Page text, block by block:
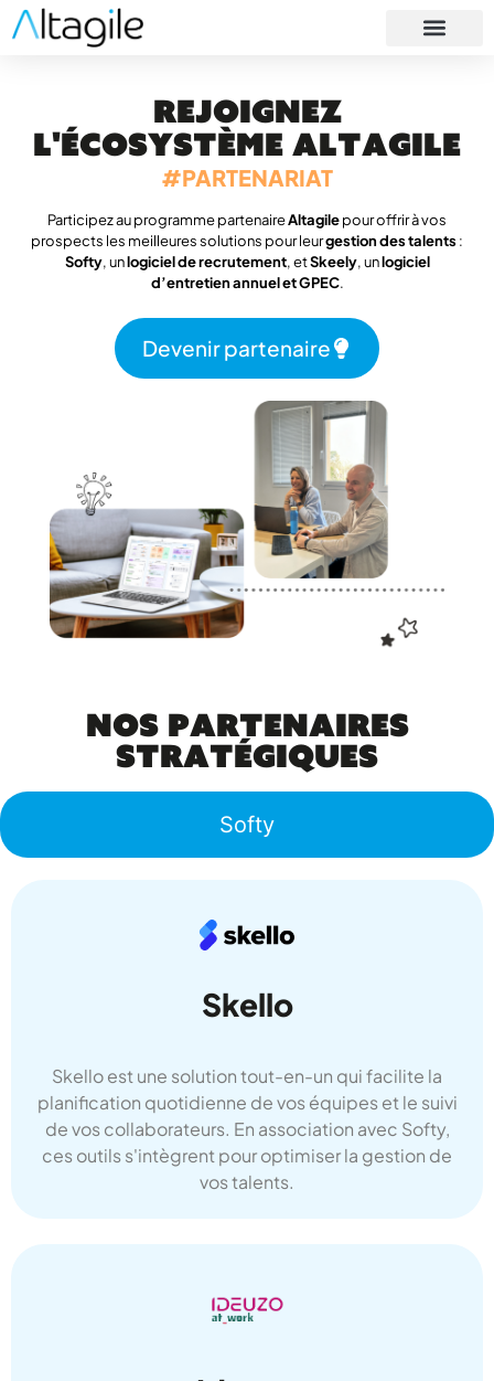
Test de recrutement
Avec les tests de recrutement, évaluez chaque
candidat pour découvrir leurs connaissances,
leurs compétences comportementales et
techniques.
Multipliez vos chances de recruter des
logiciel de recrutement Softy.
Site carrière
Rejoignez
l'écosystème Altagile
#PARTENARIAT
Participez au programme partenaireAltagilepour offrir à vos
prospects les meilleures solutions pour leurgestion des talents :
Softy, unlogiciel de recrutement, etSkeely, unlogiciel
d’entretien annuel et GPEC.
Devenir partenaire
Nos partenaires
stratégiques
Softy
Skello
Skello est une solution tout-en-un qui facilite la
planification quotidienne de vos équipes et le suivi
de vos collaborateurs. En association avec Softy,
ces outils s'intègrent pour optimiser la gestion de
vos talents.